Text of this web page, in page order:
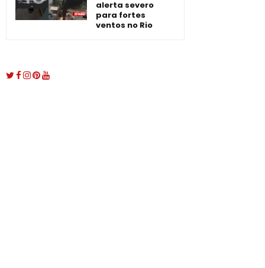
alerta severo
para fortes
ventos no Rio